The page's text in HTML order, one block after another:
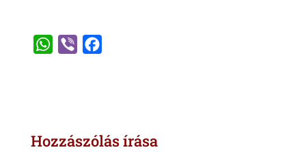
A
o
Hozzászólás írása